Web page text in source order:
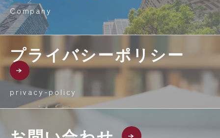
Company
プライバシーポリシー
privacy-policy